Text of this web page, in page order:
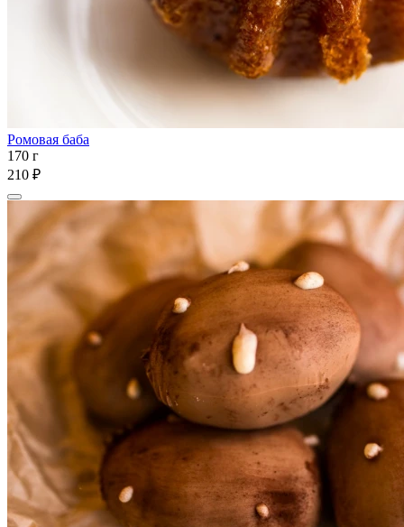
Ромовая баба
170 г
210 ₽